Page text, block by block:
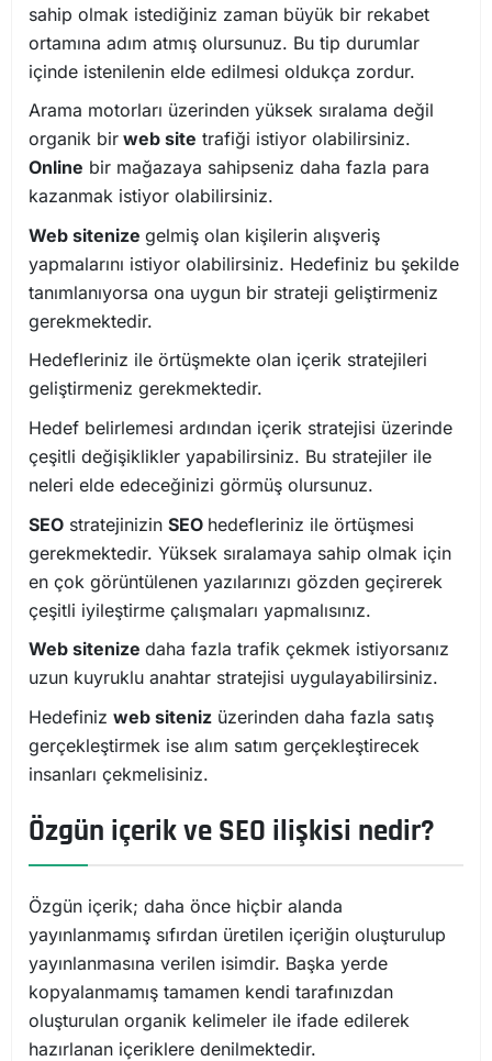
sahip olmak istediğiniz zaman büyük bir rekabet
ortamına adım atmış olursunuz. Bu tip durumlar
içinde istenilenin elde edilmesi oldukça zordur.
Arama motorları üzerinden yüksek sıralama değil
organik bir web site trafiği istiyor olabilirsiniz.
Online bir mağazaya sahipseniz daha fazla para
kazanmak istiyor olabilirsiniz.
Web sitenize gelmiş olan kişilerin alışveriş
yapmalarını istiyor olabilirsiniz. Hedefiniz bu şekilde
tanımlanıyorsa ona uygun bir strateji geliştirmeniz
gerekmektedir.
Hedefleriniz ile örtüşmekte olan içerik stratejileri
geliştirmeniz gerekmektedir.
Hedef belirlemesi ardından içerik stratejisi üzerinde
çeşitli değişiklikler yapabilirsiniz. Bu stratejiler ile
neleri elde edeceğinizi görmüş olursunuz.
SEO stratejinizin SEO hedefleriniz ile örtüşmesi
gerekmektedir. Yüksek sıralamaya sahip olmak için
en çok görüntülenen yazılarınızı gözden geçirerek
çeşitli iyileştirme çalışmaları yapmalısınız.
Web sitenize daha fazla trafik çekmek istiyorsanız
uzun kuyruklu anahtar stratejisi uygulayabilirsiniz.
Hedefiniz web siteniz üzerinden daha fazla satış
gerçekleştirmek ise alım satım gerçekleştirecek
insanları çekmelisiniz.
Özgün içerik ve SEO ilişkisi nedir?
Özgün içerik; daha önce hiçbir alanda
yayınlanmamış sıfırdan üretilen içeriğin oluşturulup
yayınlanmasına verilen isimdir. Başka yerde
kopyalanmamış tamamen kendi tarafınızdan
oluşturulan organik kelimeler ile ifade edilerek
hazırlanan içeriklere denilmektedir.